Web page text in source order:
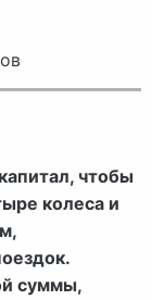
чтобы
колеса и
суммы,